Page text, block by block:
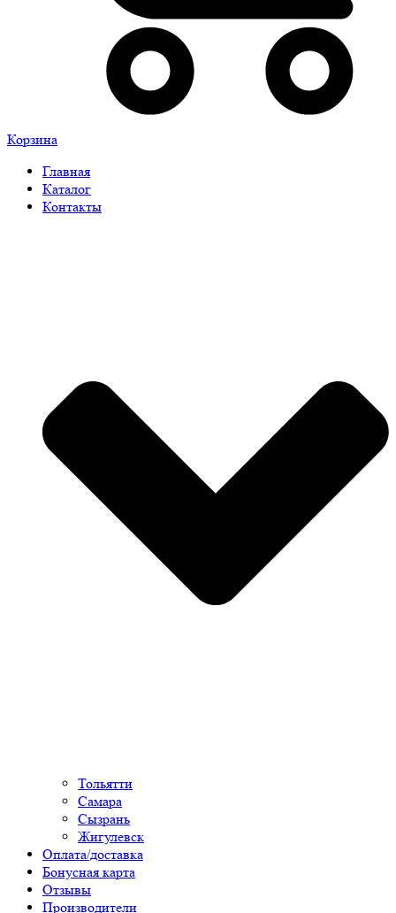
Корзина
Главная
Каталог
Контакты
Тольятти
Самара
Сызрань
Жигулевск
Оплата/доставка
Бонусная карта
Отзывы
Производители